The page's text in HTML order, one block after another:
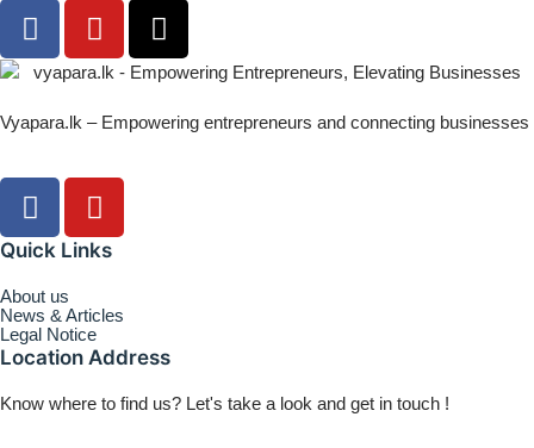
Vyapara.lk – Empowering entrepreneurs and connecting businesses
Quick Links
About us
News & Articles
Legal Notice
Location Address
Know where to find us? Let's take a look and get in touch !